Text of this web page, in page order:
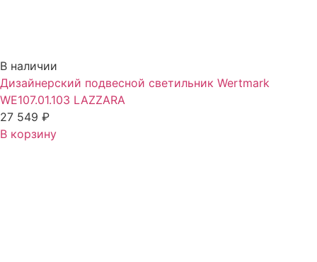
В наличии
Дизайнерский подвесной светильник Wertmark
WE107.01.103 LAZZARA
27 549 ₽
В корзину